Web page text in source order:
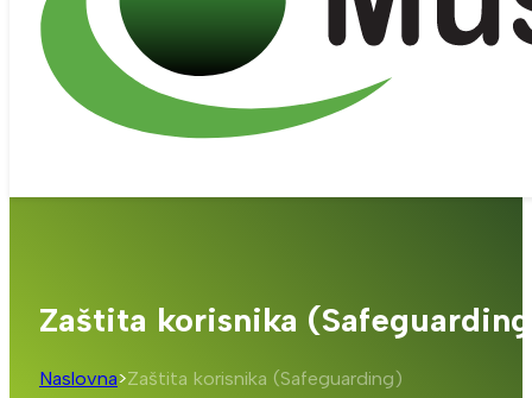
Zaštita korisnika
Naslovna>Zaštita korisnika (Safeguarding)